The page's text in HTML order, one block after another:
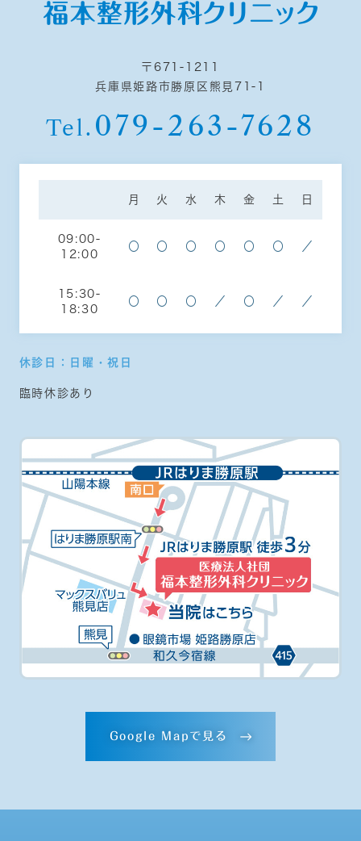
〒671-1211
兵庫県姫路市勝原区熊見71-1
Tel. 079-263-7628
月 火 水 木 金 土 日
09:00-
12:00
〇 〇 〇 〇 〇 〇 ／
15:30-
18:30
〇 〇 〇 ／ 〇 ／ ／
休診日：日曜・祝日
臨時休診あり
Google Mapで見る